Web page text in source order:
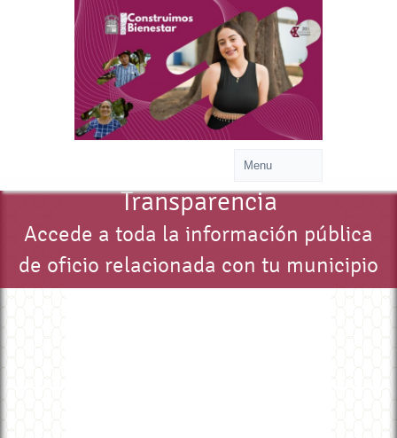
Transparencia
Accede a toda la información pública
de oficio relacionada con tu municipio